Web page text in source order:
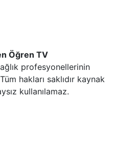
Öğren TV
profesyonellerinin
hakları saklıdır kaynak
kullanılamaz.